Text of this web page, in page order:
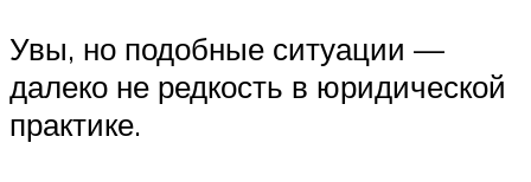
Увы, но подобные ситуации —
далеко не редкость в юридической
практике.